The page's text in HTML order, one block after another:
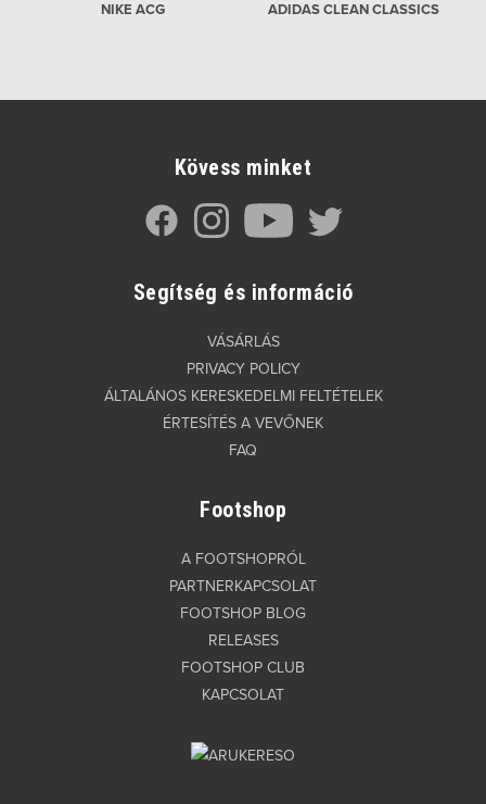
NIKE ACG ADIDAS CLEAN CLASSICS
Kövess minket
Segítség és információ
VÁSÁRLÁS
PRIVACY POLICY
ÁLTALÁNOS KERESKEDELMI FELTÉTELEK
ÉRTESÍTÉS A VEVŐNEK
FAQ
Footshop
A FOOTSHOPRÓL
PARTNERKAPCSOLAT
FOOTSHOP BLOG
RELEASES
FOOTSHOP CLUB
KAPCSOLAT